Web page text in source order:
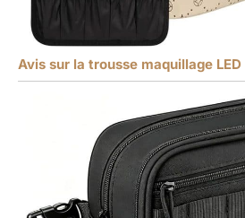
Avis sur la trousse maquillage